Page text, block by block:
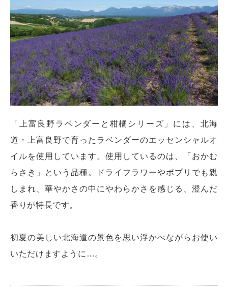
「上富良野ラベンダーと柑橘シリーズ」には、北海
道・上富良野で育ったラベンダーのエッセンシャルオ
イルを使用しています。使用しているのは、「おかむ
らさき」という品種。ドライフラワーやポプリでも親
しまれ、華やかさの中にやわらかさを感じる、澄んだ
香りが特長です。
初夏の美しい北海道の景色を思い浮かべながらお使い
いただけますように…。